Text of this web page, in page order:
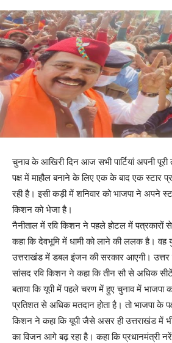
चुनाव के आखिरी दिन आज सभी पार्टियां अपनी
पक्ष में माहौल बनाने के लिए एक के बाद एक स्टार
रही है। इसी कड़ी में शनिवार को भाजपा ने अपने
किशन को भेजा है।
नैनीताल में रवि किशन ने पहले होटल में पत्रकारों
कहा कि देवभूमि में धामी को लाने की ललक है।
उत्तराखंड में डबल इंजन की सरकार आएगी। उत्तर
सांसद रवि किशन ने कहा कि तीन सौ से अधिक
बताया कि यूपी में पहले चरण में हुए चुनाव में
प्रतिशत से अधिक मतदान होता है। तो भाजपा के
किशन ने कहा कि यूपी जैसे असर ही उत्तराखंड में भी
का विजन आगे बढ़ रहा है। कहा कि प्रधानमंत्री